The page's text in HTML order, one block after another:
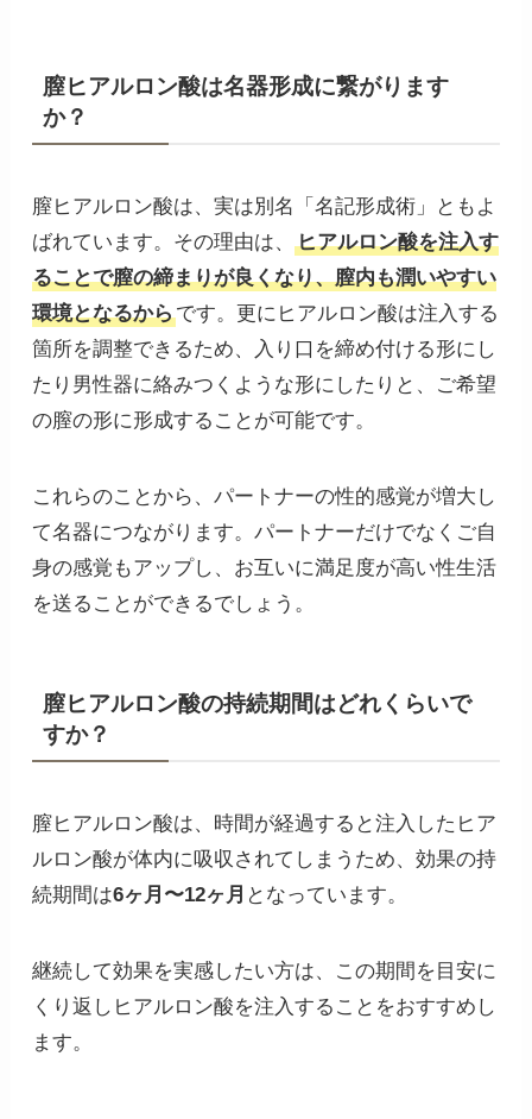
膣ヒアルロン酸は名器形成に繋がります
か？
膣ヒアルロン酸は、実は別名「名記形成術」ともよ
ばれています。その理由は、
ヒアルロン酸を注入す
ることで膣の締まりが良くなり、膣内も潤いやすい
環境となるからです。更にヒアルロン酸は注入する
箇所を調整できるため、入り口を締め付ける形にし
たり男性器に絡みつくような形にしたりと、ご希望
の膣の形に形成することが可能です。
これらのことから、パートナーの性的感覚が増大し
て名器につながります。パートナーだけでなくご自
身の感覚もアップし、お互いに満足度が高い性生活
を送ることができるでしょう。
膣ヒアルロン酸の持続期間はどれくらいで
すか？
膣ヒアルロン酸は、時間が経過すると注入したヒア
ルロン酸が体内に吸収されてしまうため、効果の持
続期間は6ヶ月〜12ヶ月 となっています。
継続して効果を実感したい方は、この期間を目安に
くり返しヒアルロン酸を注入することをおすすめし
ます。